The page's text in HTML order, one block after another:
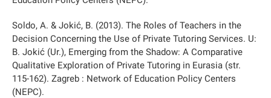
Soldo, A. & Jokić, B. (2013). The Roles of Teachers in the
Decision Concerning the Use of Private Tutoring Services. U:
B. Jokić (Ur.), Emerging from the Shadow: A Comparative
Qualitative Exploration of Private Tutoring in Eurasia (str.
115-162). Zagreb : Network of Education Policy Centers
(NEPC).